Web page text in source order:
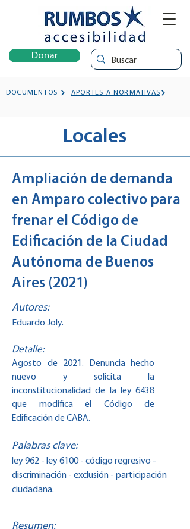
Donar
DOCUMENTOS APORTES A NORMATIVAS
Locales
Ampliación de demanda
en Amparo colectivo para
frenar el Código de
Edificación de la Ciudad
Autónoma de Buenos
Aires (2021)
Autores:
Eduardo Joly.
Detalle:
Agosto de 2021. Denuncia hecho
nuevo y solicita la
inconstitucionalidad de la ley 6438
que modifica el Código de
Edificación de CABA.
Palabras clave:
ley 962 - ley 6100 - código regresivo -
discriminación - exclusión - participación
ciudadana.
Resumen: